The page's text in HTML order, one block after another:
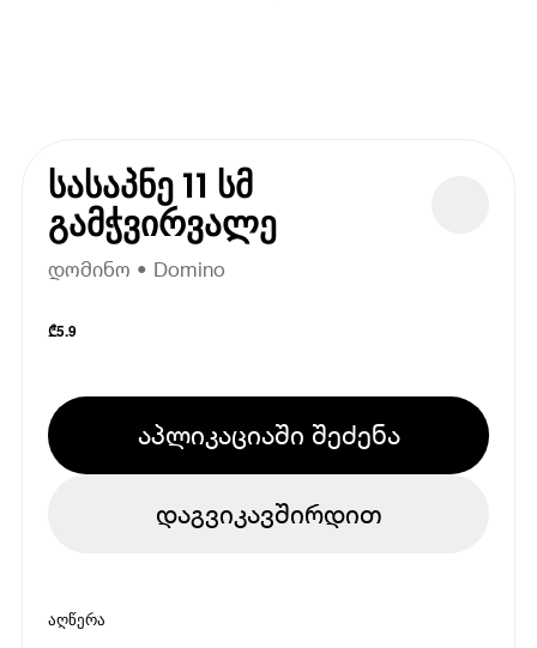
სასაპნე 11 სმ
გამჭვირვალე
დომინო • Domino
₾5.9
აპლიკაციაში შეძენა
დაგვიკავშირდით
აღწერა